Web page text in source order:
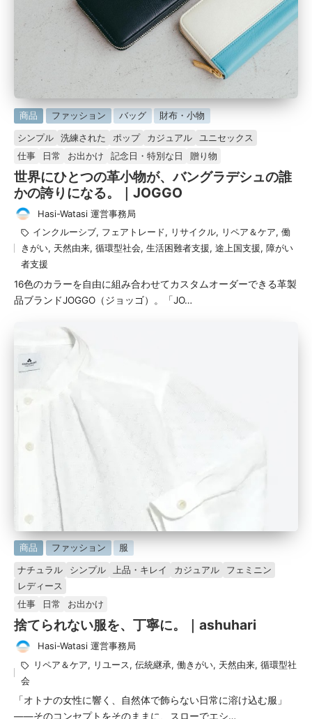
に
載
済
み
商品 ファッション バッグ 財布・小物
シンプル 洗練された ポップ カジュアル
ユニセックス
仕事
日常 お出かけ 記念日・特別な日 贈り物
世界にひとつの革小物が、バングラデシュの誰
かの誇りになる。｜JOGGO
投
稿
者
Hasi-Watasi 運営事務局
タ
グ：
インクルーシブ, フェアトレード, リサイクル, リペア＆ケア,働
きがい, 天然由来, 循環型社会, 生活困難者支援, 途上国支援, 障がい
者支援
16色のカラーを自由に組み合わせてカスタムオーダーできる革製
品ブランドJOGGO（ジョッゴ）。「JO…
に
載
済
み
商品 ファッション 服
ナチュラル シンプル 上品・キレイ カジュアル
フェミニン
レディース
仕事
日常 お出かけ
捨てられない服を、丁寧に。｜ashuhari
投
稿
者
Hasi-Watasi 運営事務局
タ
グ：
リペア＆ケア, リユース, 伝統継承, 働きがい, 天然由来, 循環型社
会
「オトナの女性に響く、自然体で飾らない日常に溶け込む服」
——そのコンセプトをそのままに、スローでエシ…